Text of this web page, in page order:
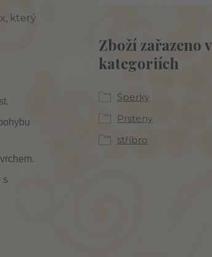
který
s
Zboží zařazeno v
kategoriích
Šperky
Prsteny
stříbro